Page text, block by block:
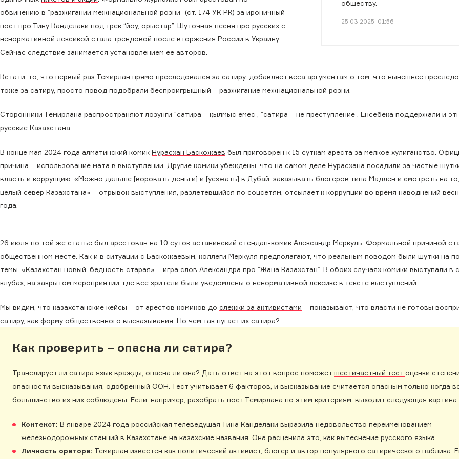
обществу.
25.03.2025, 01:56
обвинению в “разжигании межнациональной розни” (ст. 174 УК РК) за ироничный
пост про Тину Канделаки под трек “йоу, орыстар”. Шуточная песня про русских с
ненормативной лексикой стала трендовой после вторжения России в Украину.
Сейчас следствие занимается установлением ее авторов.
Кстати, то, что первый раз Темирлан прямо преследовался за сатиру, добавляет веса аргументам о том, что нынешнее
тоже за сатиру, просто повод подобрали беспроигрышный – разжигание межнациональной розни.
Сторонники Темирлана распространяют лозунги “сатира – қылмыс емес”, “сатира – не преступление”. Енсебека поддержали и
русские Казахстана.
В конце мая 2024 года алматинский комик Нурасхан Баскожаев был приговорен к 15 суткам ареста за мелкое хулиганство.
причина – использование мата в выступлении. Другие комики убеждены, что на самом деле Нурасхана посадили за частые
власть и коррупцию. «Можно дальше [воровать деньги] и [уезжать] в Дубай, заказывать блогеров типа Мадлен и смотреть на
целый север Казахстана» – отрывок выступления, разлетевшийся по соцсетям, отсылает к коррупции во время наводнений
года.
26 июля по той же статье был арестован на 10 суток астанинский стендап-комик Александр Меркуль. Формальной причиной
общественном месте. Как и в ситуации с Баскожаевым, коллеги Меркуля предполагают, что реальным поводом были шутки на
темы. «Казахстан новый, бедность старая» – игра слов Александра про “Жана Казахстан”. В обоих случаях комики выступали в
клубах, на закрытом мероприятии, где все зрители были уведомлены о ненормативной лексике в тексте выступлений.
Мы видим, что казахстанские кейсы – от арестов комиков до слежки за активистами – показывают, что власти не готовы
сатиру, как форму общественного высказывания. Но чем так пугает их сатира?
Как проверить – опасна ли сатира?
Транслирует ли сатира язык вражды, опасна ли она? Дать ответ на этот вопрос поможет шестичастный тест оценки
опасности высказывания, одобренный ООН. Тест учитывает 6 факторов, и высказывание считается опасным только когда
большинство из них соблюдены. Если, например, разобрать пост Темирлана по этим критериям, выходит следующая картина:
Контекст: В январе 2024 года российская телеведущая Тина Канделаки выразила недовольство переименованием
железнодорожных станций в Казахстане на казахские названия. Она расценила это, как вытеснение русского языка.
Личность оратора: Темирлан известен как политический активист, блогер и автор популярного сатирического паблика.